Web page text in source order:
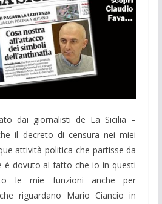
dai giornalisti de La Sicilia –
il decreto di censura nei miei
attività politica che partisse da
è dovuto al fatto che io in questi
le mie funzioni anche per
riguardano Mario Ciancio in